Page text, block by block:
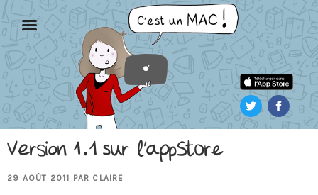
Aller
au
contenu
principal
Version 1.1 sur l’appStore
PUBLIÉ
29 AOÛT 2011 PAR CLAIRE